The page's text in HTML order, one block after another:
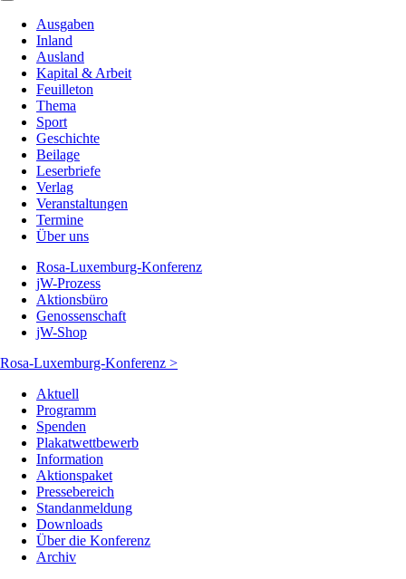
Ausgaben
Inland
Ausland
Kapital & Arbeit
Feuilleton
Thema
Sport
Geschichte
Beilage
Leserbriefe
Verlag
Veranstaltungen
Termine
Über uns
Rosa-Luxemburg-Konferenz
jW-Prozess
Aktionsbüro
Genossenschaft
jW-Shop
Rosa-Luxemburg-Konferenz >
Aktuell
Programm
Spenden
Plakatwettbewerb
Information
Aktionspaket
Pressebereich
Standanmeldung
Downloads
Über die Konferenz
Archiv